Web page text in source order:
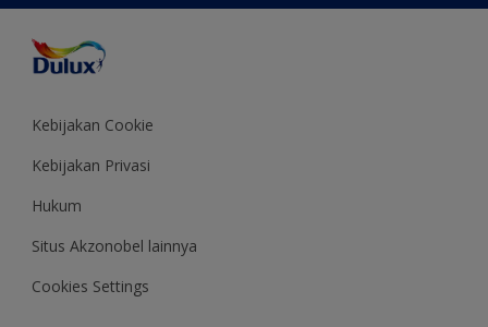
Inspirasi
Saran Mendekorasi
Colour of the Year
Kebijakan Cookie
Kebijakan Privasi
Hukum
Situs Akzonobel lainnya
Cookies Settings